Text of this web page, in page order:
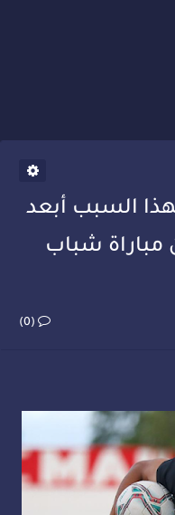
السبب أبعد
مباراة شباب
(0)